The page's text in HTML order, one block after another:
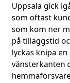
Uppsala gick
som oftast
som kom ner
på tilläggstid
lyckas knipa
vänsterkanten